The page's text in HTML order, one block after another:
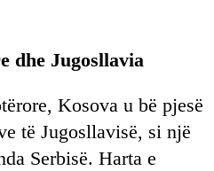
dhe Jugosllavia
Kosova u bë pjesë
të Jugosllavisë, si një
Serbisë. Harta e